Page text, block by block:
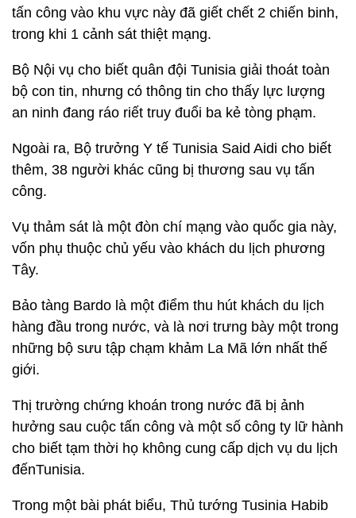
tấn công vào khu vực này đã giết chết 2 chiến binh,
trong khi 1 cảnh sát thiệt mạng.
Bộ Nội vụ cho biết quân đội Tunisia giải thoát toàn
bộ con tin, nhưng có thông tin cho thấy lực lượng
an ninh đang ráo riết truy đuổi ba kẻ tòng phạm.
Ngoài ra, Bộ trưởng Y tế Tunisia Said Aidi cho biết
thêm, 38 người khác cũng bị thương sau vụ tấn
công.
Vụ thảm sát là một đòn chí mạng vào quốc gia này,
vốn phụ thuộc chủ yếu vào khách du lịch phương
Tây.
Bảo tàng Bardo là một điểm thu hút khách du lịch
hàng đầu trong nước, và là nơi trưng bày một trong
những bộ sưu tập chạm khảm La Mã lớn nhất thế
giới.
Thị trường chứng khoán trong nước đã bị ảnh
hưởng sau cuộc tấn công và một số công ty lữ hành
cho biết tạm thời họ không cung cấp dịch vụ du lịch
đếnTunisia.
Trong một bài phát biểu, Thủ tướng Tusinia Habib